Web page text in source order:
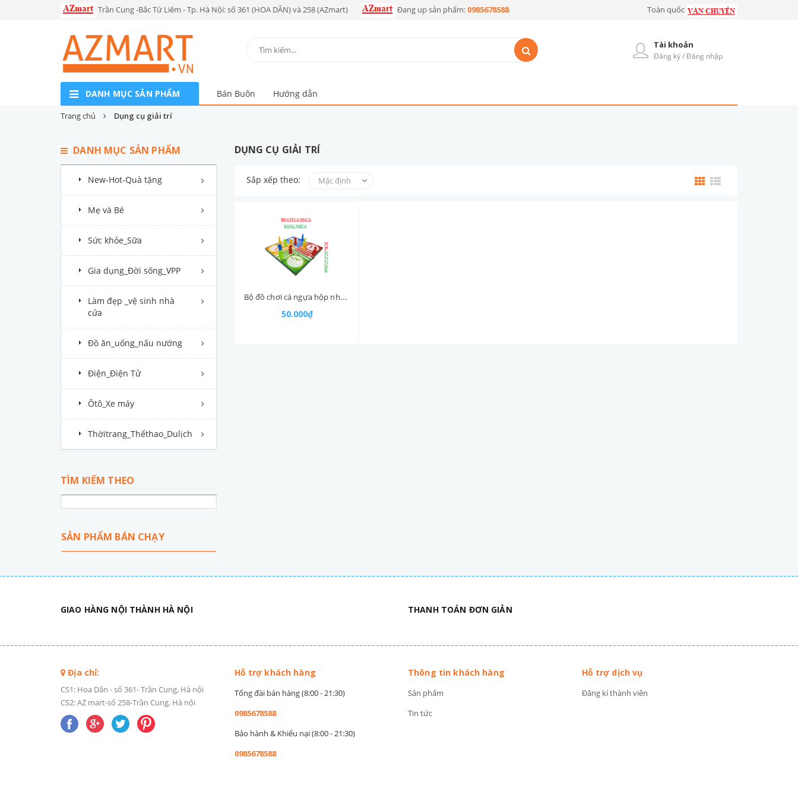
Trần Cung -Bắc Từ Liêm - Tp. Hà Nội: số 361 (HOA DÂN) và 258 (AZmart) Đang up sản phẩm: 0985678588 Toàn quốc
Tài khoản
Đăng ký / Đăng nhập
DANH MỤC SẢN PHẨM Bán Buôn Hướng dẫn
Trang chủ Dụng cụ giải trí
DỤNG CỤ GIẢI TRÍ
Sắp xếp theo:
Bộ đồ chơi cá ngựa hộp nhựa 27.5*27.5cm không nam châm
50.000₫
DANH MỤC SẢN PHẨM
New-Hot-Quà tặng
Mẹ và Bé
Sức khỏe_Sữa
Gia dụng_Đời sống_VPP
Làm đẹp _vệ sinh nhà
cửa
Đồ ăn_uống_nấu nướng
Điện_Điện Tử
Ôtô_Xe máy
Thờitrang_Thểthao_Dulịch
TÌM KIẾM THEO
SẢN PHẨM BÁN CHẠY
GIAO HÀNG NỘI THÀNH HÀ NỘI THANH TOÁN ĐƠN GIẢN
Địa chỉ:
CS1: Hoa Dân - số 361- Trần Cung, Hà nội
CS2: AZ mart-số 258-Trần Cung, Hà nội
Hỗ trợ khách hàng
Tổng đài bán hàng (8:00 - 21:30)
0985678588
Bảo hành & Khiếu nại (8:00 - 21:30)
0985678588
Thông tin khách hàng
Sản phẩm
Tin tức
Hỗ trợ dịch vụ
Đăng kí thành viên